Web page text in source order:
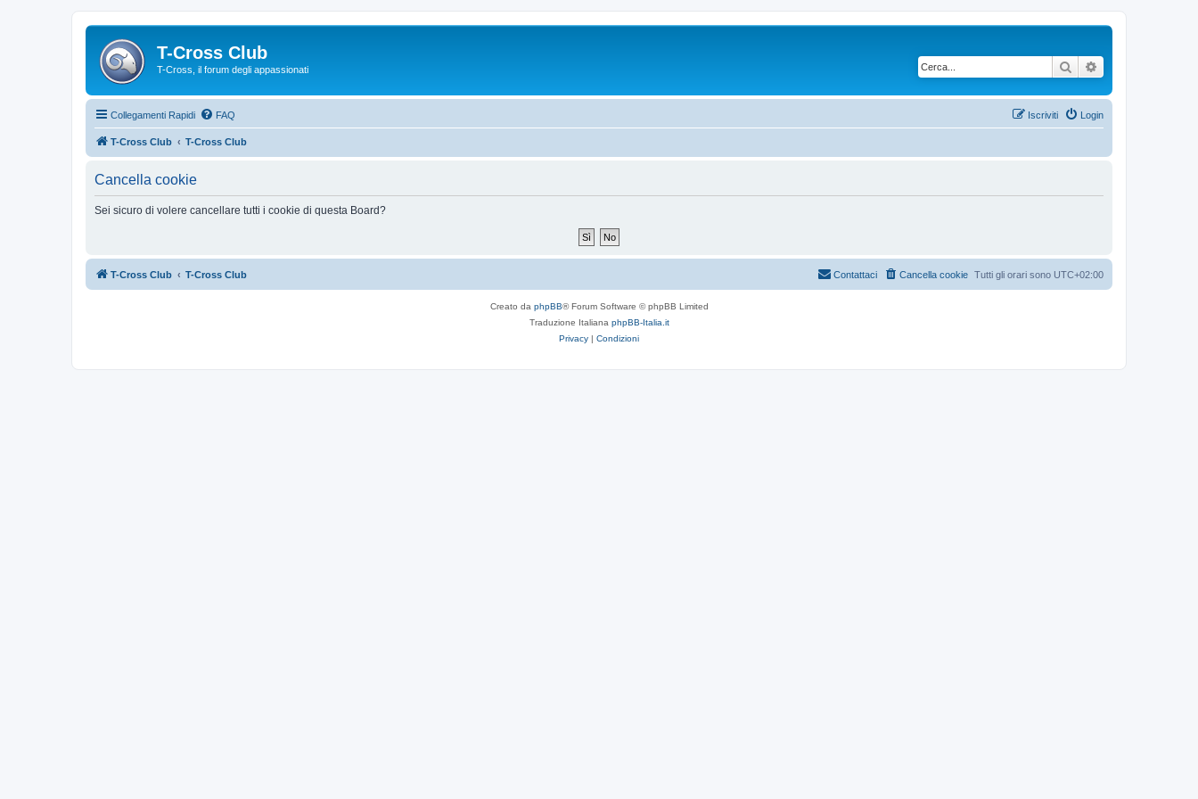
T-Cross Club
T-Cross, il forum degli appassionati Cerca
Collegamenti Rapidi FAQ Login
Iscriviti
T-Cross Club T-Cross Club
Cancella cookie
Sei sicuro di volere cancellare tutti i cookie di questa Board?
T-Cross Club T-Cross Club Tutti gli orari sono UTC+02:00
Cancella cookie
Contattaci
Creato da phpBB® Forum Software © phpBB Limited
Traduzione Italiana phpBB-Italia.it
Privacy | Condizioni